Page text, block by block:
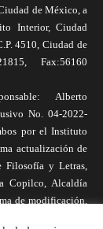
de México, a
Interior, Ciudad
4510, Ciudad de
Fax:56160
Alberto
No. 04-2022-
por el Instituto
actualización de
Filosofía y Letras,
Copilco, Alcaldía
de modificación,